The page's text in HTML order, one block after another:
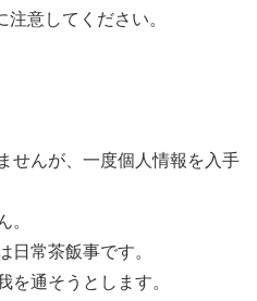
意してください。
せんが、一度個人情報を入手
。
日常茶飯事です。
を通そうとします。